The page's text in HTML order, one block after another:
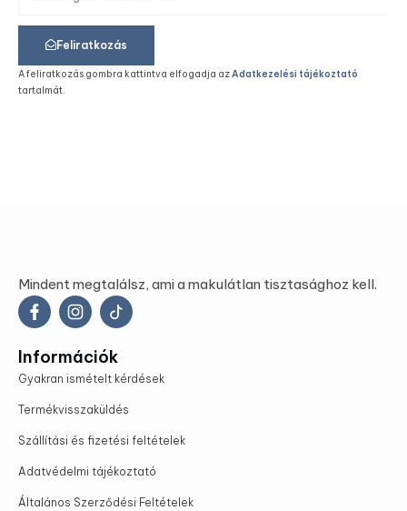
Feliratkozás
A feliratkozás gombra kattintva elfogadja azAdatkezelési tájékoztató
tartalmát.
Mindent megtalálsz, ami a makulátlan tisztasághoz kell.
Információk
Gyakran ismételt kérdések
Termékvisszaküldés
Szállítási és fizetési feltételek
Adatvédelmi tájékoztató
Általános Szerződési Feltételek